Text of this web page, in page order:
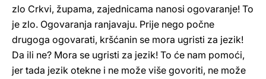
zlo Crkvi, župama, zajednicama nanosi ogovaranje! To
je zlo. Ogovaranja ranjavaju. Prije nego počne
drugoga ogovarati, kršćanin se mora ugristi za jezik!
Da ili ne? Mora se ugristi za jezik! To će nam pomoći,
jer tada jezik otekne i ne može više govoriti, ne može